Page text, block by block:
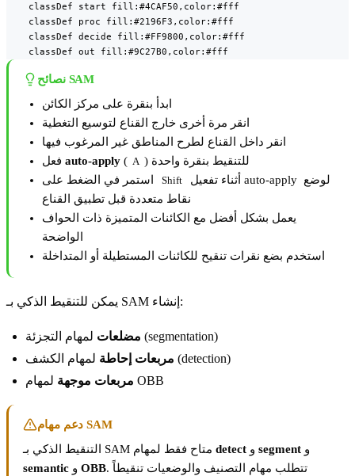
    classDef start fill:#4CAF50,color:#fff
    classDef proc fill:#2196F3,color:#fff
    classDef decide fill:#FF9800,color:#fff
    classDef out fill:#9C27B0,color:#fff
نصائح SAM
ابدأ بنقرة على مركز الكائن
انقر مرة أخرى خارج القناع لتوسيع التغطية
انقر داخل القناع لطرح المناطق غير المرغوب فيها
auto-apply ( A
) للتنقيط بنقرة واحدة
Shift
نقاط متعددة قبل تطبيق القناع
يعمل بشكل أفضل مع الكائنات المتميزة ذات الحواف
الواضحة
استخدم بضع نقرات تنقيح للكائنات المستطيلة أو المتداخلة
يمكن للتنقيط الذكي بـ SAM إنشاء:
مضلعات لمهام التجزئة (segmentation)
مربعات إحاطة لمهام الكشف (detection)
مربعات موجهة لمهام OBB
دعم مهام SAM
detect segment و
semantic
OBB. تتطلب مهام التصنيف والوضعيات تنقيطاً